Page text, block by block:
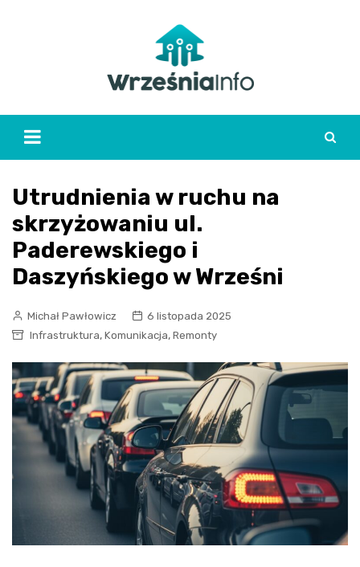
Utrudnienia w ruchu na
skrzyżowaniu ul.
Paderewskiego i
Daszyńskiego w Wrześni
Michał Pawłowicz
6 listopada 2025
Infrastruktura, Komunikacja, Remonty